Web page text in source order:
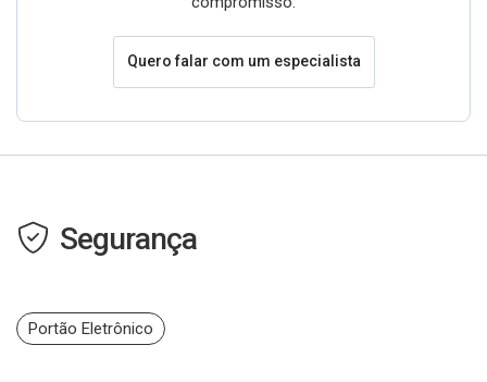
Quero falar com um especialista
Segurança
Portão Eletrônico